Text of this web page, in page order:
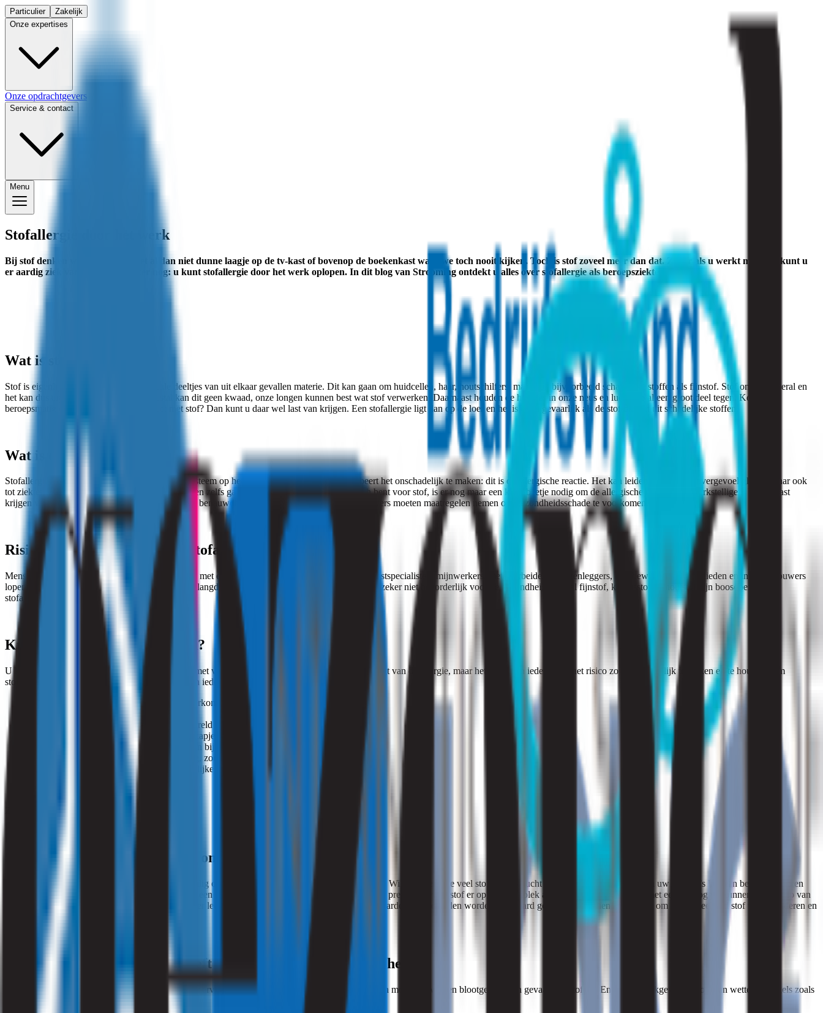
Particulier
Zakelijk
Onze expertises
Onze opdrachtgevers
Service & contact
Menu
Stofallergie door het werk
Bij stof denken we meestal aan het al dan niet dunne laagje op de tv-kast of bovenop de boekenkast waar we toch nooit kijken. Toch is stof zoveel meer dan dat. Zeker als u werkt met stof, kunt u
er aardig ziek van worden. Sterker nog: u kunt stofallergie door het werk oplopen. In dit blog van Strooming ontdekt u alles over stofallergie als beroepsziekte.
Wat is stof?
Stof is eigenlijk niets anders dan minuscule deeltjes van uit elkaar gevallen materie. Dit kan gaan om huidcellen, haar, houtschilfers, maar ook bijvoorbeeld schadelijke stoffen als fijnstof. Stof ontstaat overal en
het kan dus eigenlijk ook alles zijn. Meestal kan dit geen kwaad, onze longen kunnen best wat stof verwerken. Daarnaast houden de haartjes in onze neus en luchtpijp al een groot deel tegen. Komt u
beroepsmatig en dus veelvuldig in contact met stof? Dan kunt u daar wel last van krijgen. Een stofallergie ligt dan op de loer en het is extra gevaarlijk als de stof bestaat uit schadelijke stoffen.
Wat is een stofallergie?
Stofallergie is een sterke reactie van uw afweersysteem op het stof. Uw immuunsysteem probeert het onschadelijk te maken: dit is de allergische reactie. Het kan leiden tot allergie (overgevoeligheid), maar ook
tot ziektes als astma, een longontsteking, eczeem en zelfs galbulten. Zodra u eenmaal allergisch bent voor stof, is er nog maar een klein beetje nodig om de allergische reactie te bewerkstelligen. U kunt last
krijgen van een loopneus, rode en jeukende ogen, benauwdheid en u moet vaak niezen. Werkgevers moeten maatregelen nemen om gezondheidsschade te voorkomen.
Risicoberoepen: waar kunt u stofallergie van krijgen?
Mensen die in de bouw werken, hebben te maken met een hoop stof. Maar ook bijvoorbeeld asbestspecialisten, mijnwerkers, metaalarbeiders, vloerenleggers, houtbewerkers, timmerlieden en interieurbouwers
lopen het risico stofallergie te krijgen. Ze ademen langdurig bepaalde stofdeeltjes in en dat is zeer zeker niet bevorderlijk voor de gezondheid. Vooral fijnstof, kwartsstof en houtstof zijn boosdoeners die
stofallergie op hun geweten kunnen hebben.
Kunt u stofallergie voorkomen?
U kunt een aantal dingen doen. Natuurlijk is niet met volle zekerheid te zeggen dat u geen last krijgt van de allergie, maar het helpt u in ieder geval het risico zo klein mogelijk te maken en te houden. Om
stofallergie te voorkomen, houdt u rekening met in ieder geval de volgende dingen:
Zo veel mogelijk stofvrij houden van de werkomgeving.
Maak altijd goed schoon, zodat neergedwarreld stof niet weer opwaait.
Draag beschermende kleding en een mondkapje en/of een masker voor uw gezicht.
Werk waar mogelijk met ander materiaal dan bijvoorbeeld kwarts.
Zorg te allen tijde voor voldoende afzuiging, zodat stof niet kan ophopen.
Stel uzelf zo kort mogelijk bloot aan gevaarlijke stofdeeltjes.
Schakel Strooming in voor een onderzoek naar stof
Heeft u het idee dat er in uw werkomgeving onveilig of niet veilig genoeg met stof wordt gewerkt? Wilt u weten hoe veel stof er in de lucht hangt? Of heeft u of een van uw collega’s last van benauwdheid en
andere allergische reacties? Strooming kan voor u een luchtonderzoek uitvoeren. Zo ontdekken we precies hoeveel stof er op uw werkplek aanwezig is. Onder andere met een datalogger kunnen we behulp van
de laser stofdeeltjes in de lucht tellen. Een computer leest de data uit en zo weten we of de grenswaarden overschreden worden. Uiteraard geven we u, indien nodig, tips om de hoeveelheid stof te verminderen en
een gezonde werkplek te creëren.
Onderzoek door Strooming geeft lucht als niets anders meer helpt
Met ons luchtonderzoek helpen wij bedrijven door ervoor te zorgen dat medewerkers niet of zo min mogelijk worden blootgesteld aan gevaarlijke stoffen. En dat de werkgever voldoet aan wetten en regels zoals
de ARBO-regelgeving en NEN-normen.